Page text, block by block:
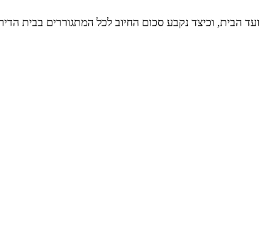
הבית, וכיצד נקבע סכום החיוב לכל המתגוררים בבית